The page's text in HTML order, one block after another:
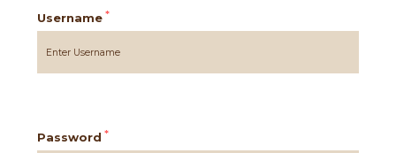
Username *
Password *